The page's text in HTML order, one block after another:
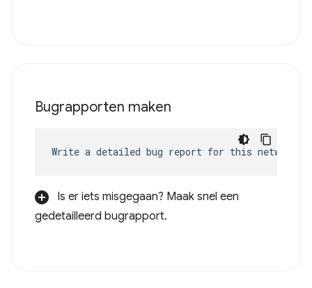
Bugrapporten maken
Write a detailed bug report for this network
Is er iets misgegaan? Maak snel een
gedetailleerd bugrapport.